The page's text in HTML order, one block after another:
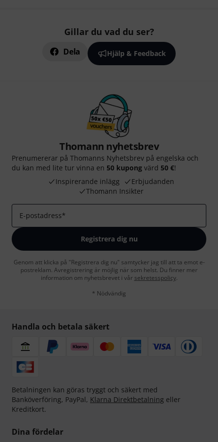
Gillar du vad du ser?
Dela Hjälp & Feedback
Thomann nyhetsbrev
Prenumererar på Thomanns Nyhetsbrev på engelska och
du kan med lite tur vinna en 50 kupong värd 50 €!
Inspirerande inlägg
Erbjudanden
Thomann Insikter
E-postadress*
Registrera dig nu
Genom att klicka på "Registrera dig nu" samtycker jag till att ta emot e-
postreklam. Avregistrering är möjlig när som helst. Du finner mer
information om nyhetsbrevet i vår sekretesspolicy.
* Nödvändig
Handla och betala säkert
Betalningen kan göras tryggt och säkert med
Banköverföring, PayPal, Klarna Direktbetalning eller
Kreditkort.
Dina fördelar